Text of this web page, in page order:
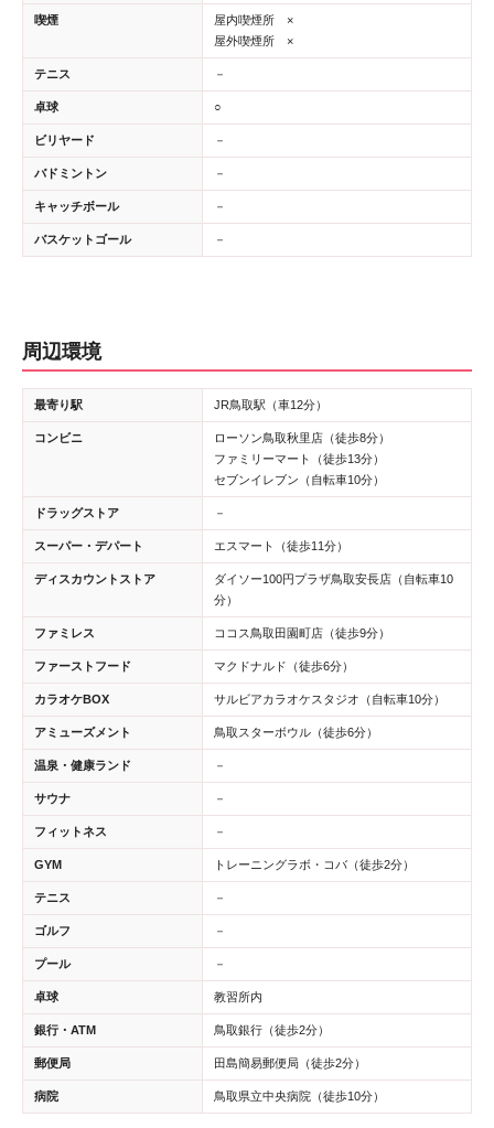
喫煙
屋内喫煙所 ×
屋外喫煙所 ×
テニス －
卓球 ○
ビリヤード －
バドミントン －
キャッチボール －
バスケットゴール －
周辺環境
最寄り駅 JR鳥取駅（車12分）
コンビニ
ローソン鳥取秋里店（徒歩8分）
ファミリーマート（徒歩13分）
セブンイレブン（自転車10分）
ドラッグストア －
スーパー・デパート エスマート（徒歩11分）
ディスカウントストア
ダイソー100円プラザ鳥取安長店（自転車10
分）
ファミレス ココス鳥取田園町店（徒歩9分）
ファーストフード マクドナルド（徒歩6分）
カラオケBOX サルビアカラオケスタジオ（自転車10分）
アミューズメント 鳥取スターボウル（徒歩6分）
温泉・健康ランド －
サウナ －
フィットネス －
GYM トレーニングラボ・コバ（徒歩2分）
テニス －
ゴルフ －
プール －
卓球 教習所内
銀行・ATM 鳥取銀行（徒歩2分）
郵便局 田島簡易郵便局（徒歩2分）
病院 鳥取県立中央病院（徒歩10分）